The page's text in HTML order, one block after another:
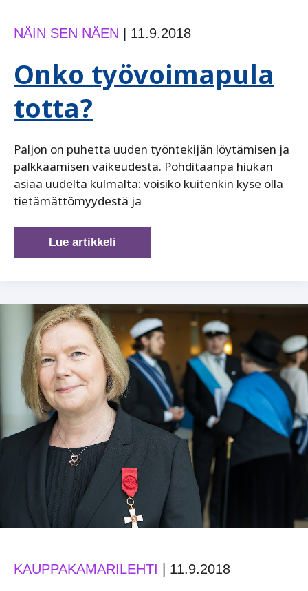
NÄIN SEN NÄEN 11.9.2018
Onko työvoimapula
totta?
Paljon on puhetta uuden työntekijän löytämisen ja
palkkaamisen vaikeudesta. Pohditaanpa hiukan
asiaa uudelta kulmalta: voisiko kuitenkin kyse olla
tietämättömyydestä ja
Onko
työvoimapula
Lue artikkeli
KAUPPAKAMARILEHTI 11.9.2018